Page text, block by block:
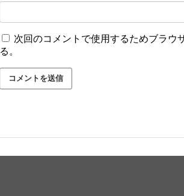
次回のコメントで使用するためブラウ
る。